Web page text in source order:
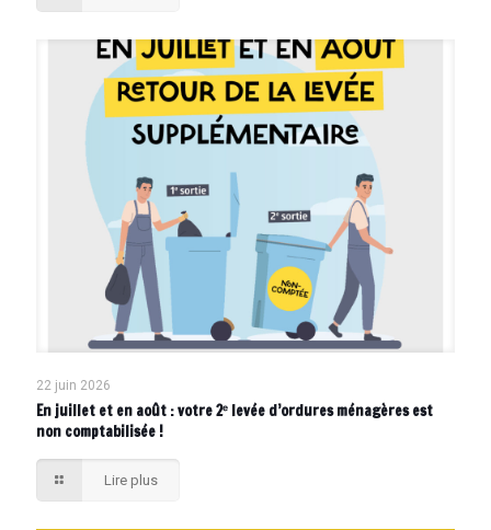
22 juin 2026
En juillet et en août : votre 2ᵉ levée d’ordures ménagères est
non comptabilisée !
Lire plus